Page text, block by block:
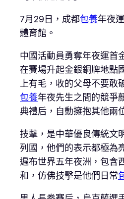
7月29日，成都包養年夜
體育館。
中國活動員勇奪年夜運首
在賽場升起金銀銅牌地點
上有毛，收的父母不要
包養年夜先生之間的競爭
典禮后，自動擁抱其他兩
技擊，是中華優良傳統文
列國，他們的表示都極為
遍布世界五年夜洲，包含
和，仿佛技擊是他們日常